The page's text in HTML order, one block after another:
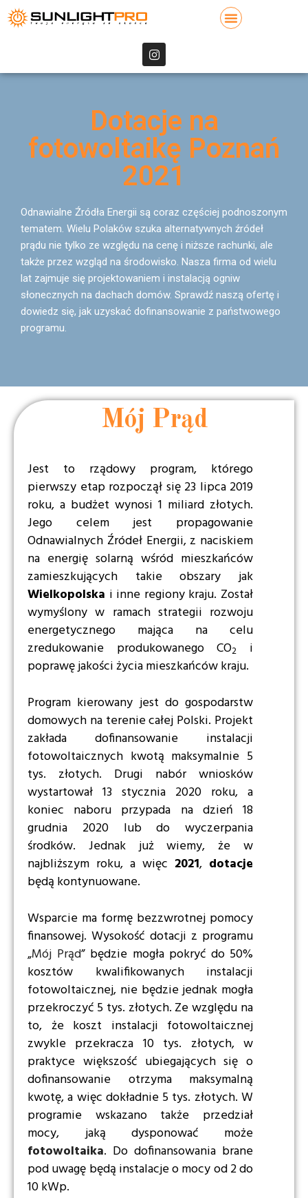
Dotacje na
fotowoltaikę Poznań
2021
Odnawialne Źródła Energii są coraz częściej podnoszonym
tematem. Wielu Polaków szuka alternatywnych źródeł
prądu nie tylko ze względu na cenę i niższe rachunki, ale
także przez wzgląd na środowisko. Nasza firma od wielu
lat zajmuje się projektowaniem i instalacją ogniw
słonecznych na dachach domów. Sprawdź naszą ofertę i
dowiedz się, jak uzyskać dofinansowanie z państwowego
programu.
Mój Prąd
Jest to rządowy program, którego
pierwszy etap rozpoczął się 23 lipca 2019
roku, a budżet wynosi 1 miliard złotych.
Jego celem jest propagowanie
Odnawialnych Źródeł Energii, z naciskiem
na energię solarną wśród mieszkańców
zamieszkujących takie obszary jak
Wielkopolska i inne regiony kraju. Został
wymyślony w ramach strategii rozwoju
energetycznego mająca na celu
zredukowanie produkowanego CO2
i
poprawę jakości życia mieszkańców kraju.
Program kierowany jest do gospodarstw
domowych na terenie całej Polski. Projekt
zakłada dofinansowanie instalacji
fotowoltaicznych kwotą maksymalnie 5
tys. złotych. Drugi nabór wniosków
wystartował 13 stycznia 2020 roku, a
koniec naboru przypada na dzień 18
grudnia 2020 lub do wyczerpania
środków. Jednak już wiemy, że w
najbliższym roku, a więc 2021, dotacje
będą kontynuowane.
Wsparcie ma formę bezzwrotnej pomocy
finansowej. Wysokość dotacji z programu
„Mój Prąd” będzie mogła pokryć do 50%
kosztów kwalifikowanych instalacji
fotowoltaicznej, nie będzie jednak mogła
przekroczyć 5 tys. złotych. Ze względu na
to, że koszt instalacji fotowoltaicznej
zwykle przekracza 10 tys. złotych, w
praktyce większość ubiegających się o
dofinansowanie otrzyma maksymalną
kwotę,a więc dokładnie 5 tys. złotych. W
programie wskazano także przedział
mocy, jaką dysponować może
fotowoltaika. Do dofinansowania brane
pod uwagę będą instalacje o mocy od 2 do
10 kWp.